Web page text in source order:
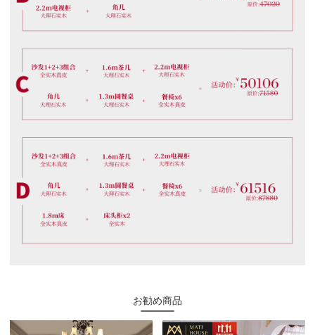
お勧め商品